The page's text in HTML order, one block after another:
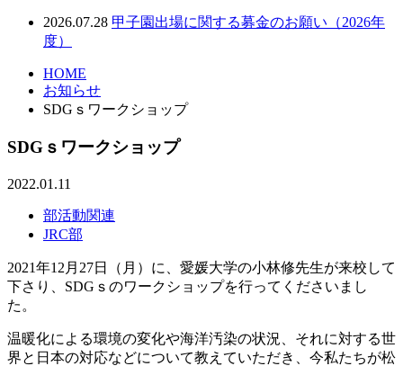
2026.07.28 甲子園出場に関する募金のお願い（2026年
度）
HOME
お知らせ
SDGｓワークショップ
SDGｓワークショップ
2022.01.11
部活動関連
JRC部
2021年12月27日（月）に、愛媛大学の小林修先生が来校して
下さり、SDGｓのワークショップを行ってくださいまし
た。
温暖化による環境の変化や海洋汚染の状況、それに対する世
界と日本の対応などについて教えていただき、今私たちが松